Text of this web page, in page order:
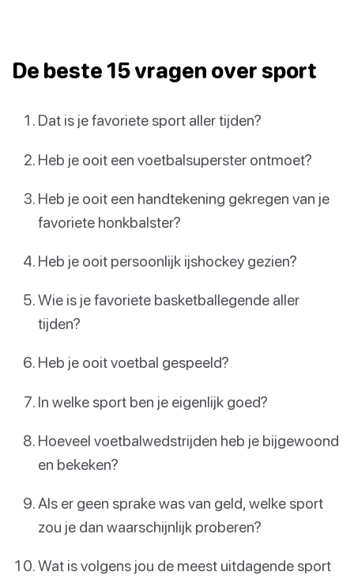
De beste 15 vragen over sport
Dat is je favoriete sport aller tijden?
Heb je ooit een voetbalsuperster ontmoet?
Heb je ooit een handtekening gekregen van je
favoriete honkbalster?
Heb je ooit persoonlijk ijshockey gezien?
Wie is je favoriete basketballegende aller
tijden?
Heb je ooit voetbal gespeeld?
In welke sport ben je eigenlijk goed?
Hoeveel voetbalwedstrijden heb je bijgewoond
en bekeken?
Als er geen sprake was van geld, welke sport
zou je dan waarschijnlijk proberen?
Wat is volgens jou de meest uitdagende sport